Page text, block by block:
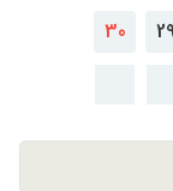
30